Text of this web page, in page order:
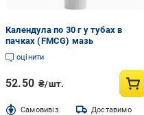
Календула по 30 г у тубах в
пачках (FMCG) мазь
оцінити
52.50 ₴/шт.
Cамовивіз Доставимо